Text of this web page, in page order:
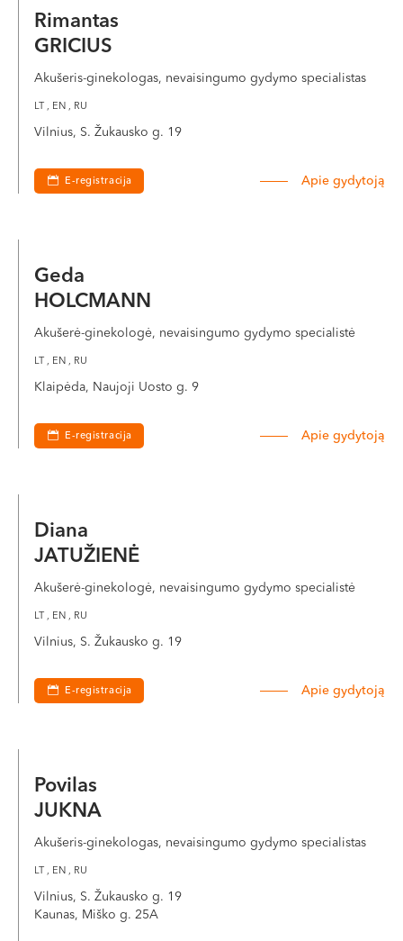
Rimantas
GRICIUS
Akušeris-ginekologas, nevaisingumo gydymo specialistas
LT , EN , RU
Vilnius, S. Žukausko g. 19
E-registracija Apie gydytoją
Geda
HOLCMANN
Akušerė-ginekologė, nevaisingumo gydymo specialistė
LT , EN , RU
Klaipėda, Naujoji Uosto g. 9
E-registracija Apie gydytoją
Diana
JATUŽIENĖ
Akušerė-ginekologė, nevaisingumo gydymo specialistė
LT , EN , RU
Vilnius, S. Žukausko g. 19
E-registracija Apie gydytoją
Povilas
JUKNA
Akušeris-ginekologas, nevaisingumo gydymo specialistas
LT , EN , RU
Vilnius, S. Žukausko g. 19
Kaunas, Miško g. 25A